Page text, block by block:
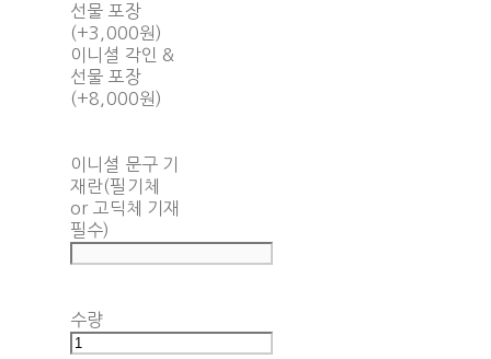
선물 포장
(+3,000원)
이니셜 각인 &
선물 포장
(+8,000원)
이니셜 문구 기
재란(필기체
or 고딕체 기재
필수)
수량